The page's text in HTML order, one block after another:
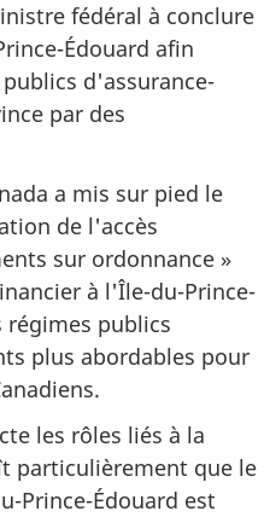
fédéral à conclure
Édouard afin
d'assurance-
par des
a mis sur pied le
de l'accès
sur ordonnance »
à l'Île-du-Prince-
régimes publics
plus abordables pour
les rôles liés à la
particulièrement que le
Prince-Édouard est